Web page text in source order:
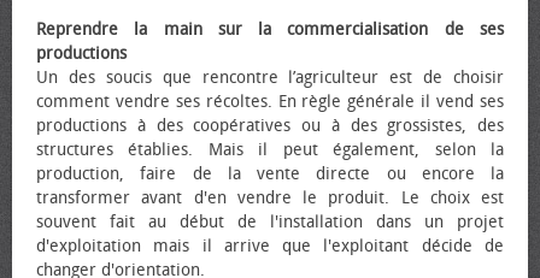
Reprendre la main sur la commercialisation de ses
productions
Un des soucis que rencontre l’agriculteur est de choisir
comment vendre ses récoltes. En règle générale il vend ses
productions à des coopératives ou à des grossistes, des
structures établies. Mais il peut également, selon la
production, faire de la vente directe ou encore la
transformer avant d'en vendre le produit. Le choix est
souvent fait au début de l'installation dans un projet
d'exploitation mais il arrive que l'exploitant décide de
changer d'orientation.